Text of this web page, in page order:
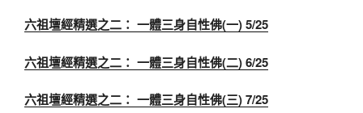
六祖壇經精選之二： 一體三身自性佛(一) 5/25
六祖壇經精選之二： 一體三身自性佛(二) 6/25
六祖壇經精選之二： 一體三身自性佛(三) 7/25